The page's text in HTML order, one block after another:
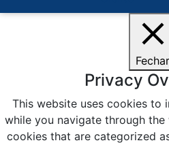
Fechar
Privacy
This website uses cookies to
while you navigate through
cookies that are categorized